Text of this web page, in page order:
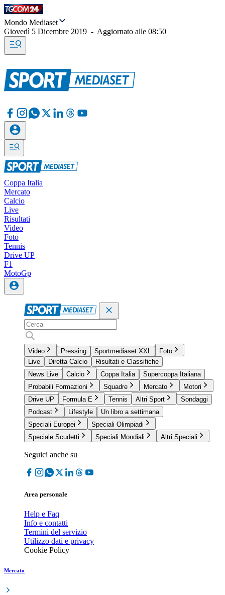
Mondo Mediaset
Giovedì 5 Dicembre 2019 - Aggiornato alle 08:50
Coppa Italia
Mercato
Calcio
Live
Risultati
Video
Foto
Tennis
Drive UP
F1
MotoGp
Video Pressing Sportmediaset XXL
Foto
Live
Diretta Calcio
Risultati e Classifiche
News Live
Calcio Coppa Italia
Supercoppa Italiana
Probabili Formazioni
Squadre Mercato
Motori
Drive UP
Formula E Tennis Altri Sport
Sondaggi
Podcast
Lifestyle
Un libro a settimana
Speciali Europei
Speciali Olimpiadi
Speciale Scudetti
Speciali Mondiali Altri Speciali
Seguici anche su
Area personale
Help e Faq
Info e contatti
Termini del servizio
Utilizzo dati e privacy
Cookie Policy
Mercato